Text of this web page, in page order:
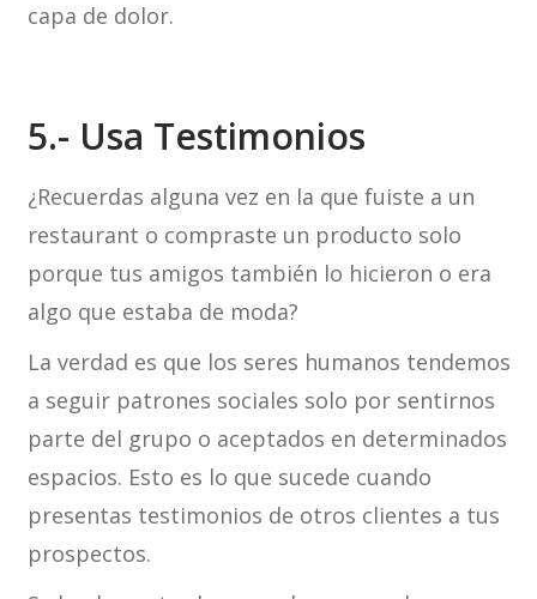
capa de dolor.
5.- Usa Testimonios
¿Recuerdas alguna vez en la que fuiste a un
restaurant o compraste un producto solo
porque tus amigos también lo hicieron o era
algo que estaba de moda?
La verdad es que los seres humanos tendemos
a seguir patrones sociales solo por sentirnos
parte del grupo o aceptados en determinados
espacios. Esto es lo que sucede cuando
presentas testimonios de otros clientes a tus
prospectos.